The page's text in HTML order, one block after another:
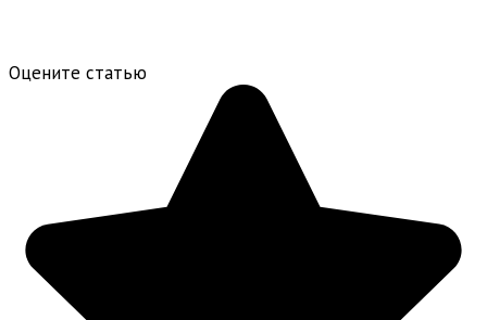
Оцените статью